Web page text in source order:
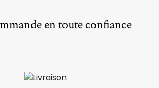
en toute confiance